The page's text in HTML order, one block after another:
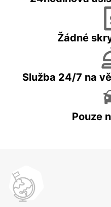
Žádné
Služba 24/7 na
Pouze